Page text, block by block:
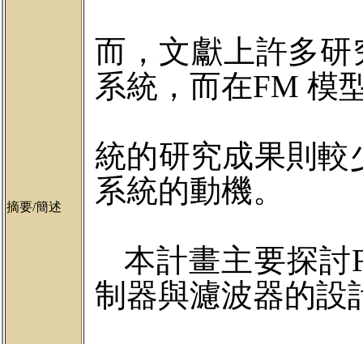
摘要/簡述
而，文獻上許多研
系統 ，而在FM 模
統的研究成果則較
系統的動機。
本計畫主要探討
制器與濾波器的設